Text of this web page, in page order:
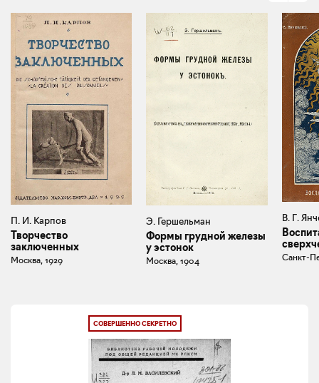
П. И. Карпов
Творчество
заключенных
Москва, 1929
Э. Гершельман
Формы грудной железы
у эстонок
Москва, 1904
В. Г.
Санкт-
СОВЕРШЕННО СЕКРЕТНО